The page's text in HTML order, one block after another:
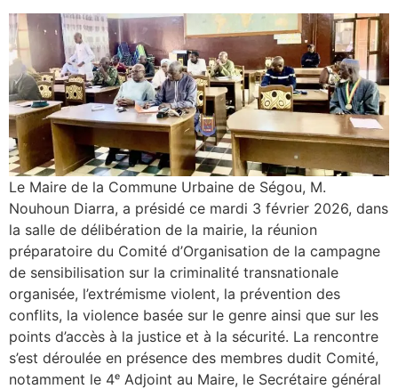
Le Maire de la Commune Urbaine de Ségou, M.
Nouhoun Diarra, a présidé ce mardi 3 février 2026, dans
la salle de délibération de la mairie, la réunion
préparatoire du Comité d’Organisation de la campagne
de sensibilisation sur la criminalité transnationale
organisée, l’extrémisme violent, la prévention des
conflits, la violence basée sur le genre ainsi que sur les
points d’accès à la justice et à la sécurité. La rencontre
s’est déroulée en présence des membres dudit Comité,
notamment le 4ᵉ Adjoint au Maire, le Secrétaire général